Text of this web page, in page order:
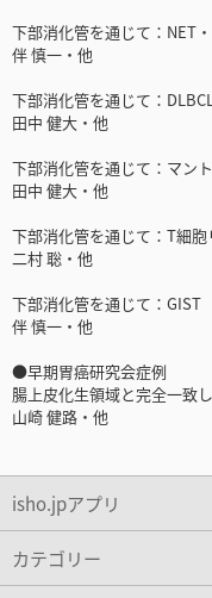
下部消化管を通じて：NET
伴 慎一・他
下部消化管を通じて：
田中 健大・他
下部消化管を通じて：マン
田中 健大・他
下部消化管を通じて：T細
二村 聡・他
下部消化管を通じて：GIST
伴 慎一・他
●早期胃癌研究会症例
腸上皮化生領域と完全一致
山崎 健路・他
isho.jpアプリ
カテゴリー